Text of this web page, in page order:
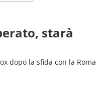
starà
dopo la sfida con la Roma